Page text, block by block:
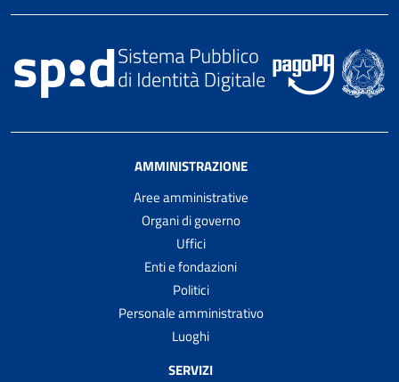
AMMINISTRAZIONE
Aree amministrative
Organi di governo
Uffici
Enti e fondazioni
Politici
Personale amministrativo
Luoghi
SERVIZI